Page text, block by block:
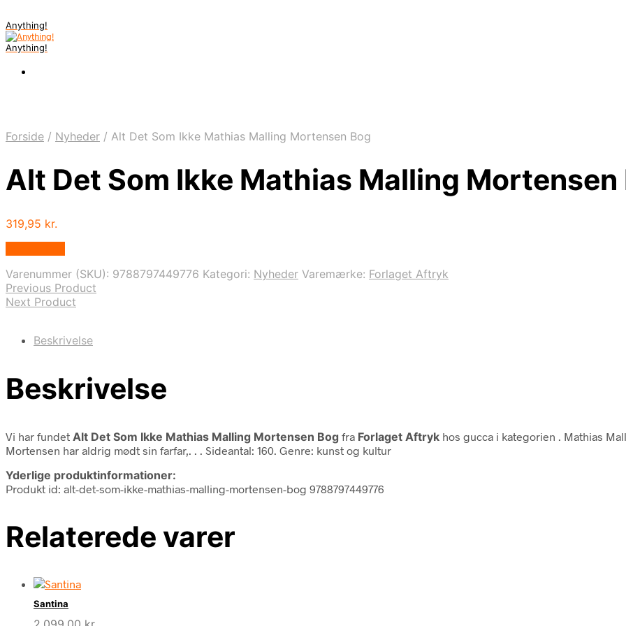
Anything!
Anything!
Forside / Nyheder / Alt Det Som Ikke Mathias Malling Mortensen Bog
Alt Det Som Ikke Mathias Malling Mortensen
319,95 kr.
Varenummer (SKU): 9788797449776 Kategori: Nyheder Varemærke: Forlaget Aftryk
Previous Product
Next Product
Beskrivelse
Beskrivelse
Vi har fundet Alt Det Som Ikke Mathias Malling Mortensen Bog fra Forlaget Aftryk hos gucca i kategorien
. Mathias
Mortensen har aldrig mødt sin farfar,. . . Sideantal: 160. Genre: kunst og kultur
Yderlige produktinformationer:
Produkt id: alt-det-som-ikke-mathias-malling-mortensen-bog 9788797449776
Relaterede varer
Santina